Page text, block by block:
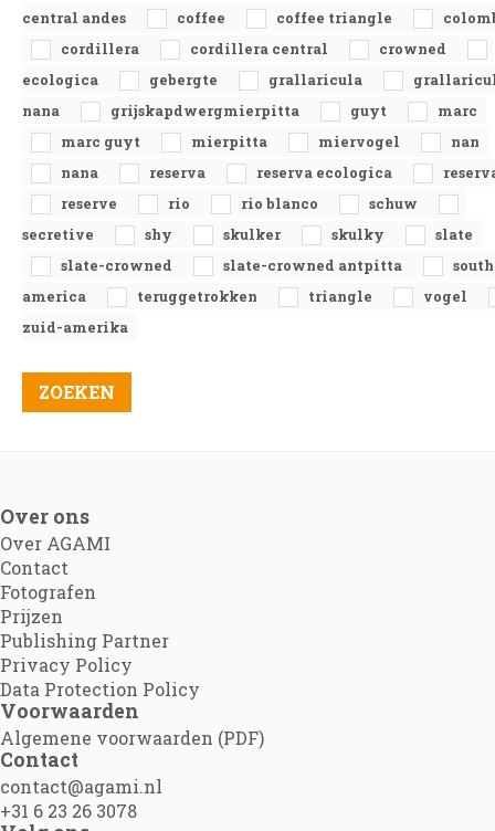
central andes
coffee coffee triangle
cordillera
cordillera central
crowned
ecologica
gebergte grallaricula
nana
grijskapdwergmierpitta guyt
marc
marc guyt
mierpitta miervogel
nan
nana
reserva reserva ecologica
reserve
rio rio blanco
schuw
secretive
shy skulker skulky
slate
slate-crowned
slate-crowned antpitta
america
teruggetrokken triangle
vogel
zuid-amerika
Over ons
Over AGAMI
Contact
Fotografen
Prijzen
Publishing Partner
Privacy Policy
Data Protection Policy
Voorwaarden
Algemene voorwaarden (PDF)
Contact
contact@agami.nl
+31 6 23 26 3078